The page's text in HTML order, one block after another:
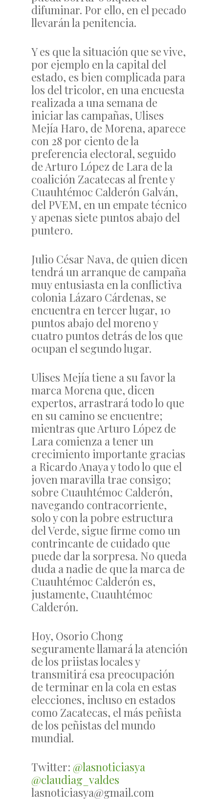
difuminar. Por ello, en el pecado
llevarán la penitencia.
Y es que la situación que se vive,
por ejemplo en la capital del
estado, es bien complicada para
los del tricolor, en una encuesta
realizada a una semana de
iniciar las campañas, Ulises
Mejía Haro, de Morena, aparece
con 28 por ciento de la
preferencia electoral, seguido
de Arturo López de Lara de la
coalición Zacatecas al frente y
Cuauhtémoc Calderón Galván,
del PVEM, en un empate técnico
y apenas siete puntos abajo del
puntero.
Julio César Nava, de quien dicen
tendrá un arranque de campaña
muy entusiasta en la conflictiva
colonia Lázaro Cárdenas, se
encuentra en tercer lugar, 10
puntos abajo del moreno y
cuatro puntos detrás de los que
ocupan el segundo lugar.
Ulises Mejía tiene a su favor la
marca Morena que, dicen
expertos, arrastrará todo lo que
en su camino se encuentre;
mientras que Arturo López de
Lara comienza a tener un
crecimiento importante gracias
a Ricardo Anaya y todo lo que el
joven maravilla trae consigo;
sobre Cuauhtémoc Calderón,
navegando contracorriente,
solo y con la pobre estructura
del Verde, sigue firme como un
contrincante de cuidado que
puede dar la sorpresa. No queda
duda a nadie de que la marca de
Cuauhtémoc Calderón es,
justamente, Cuauhtémoc
Calderón.
Hoy, Osorio Chong
seguramente llamará la atención
de los priistas locales y
transmitirá esa preocupación
de terminar en la cola en estas
elecciones, incluso en estados
como Zacatecas, el más peñista
de los peñistas del mundo
mundial.
Twitter: @lasnoticiasya
@claudiag_valdes
lasnoticiasya@gmail.com